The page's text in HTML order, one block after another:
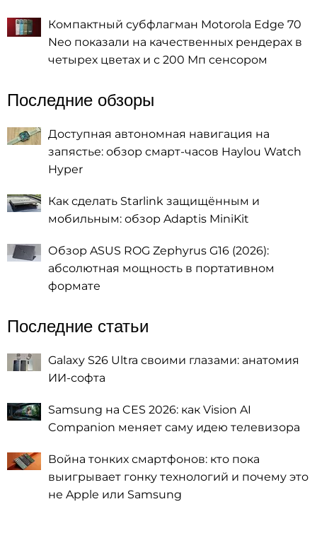
Компактный субфлагман Motorola Edge 70
Neo показали на качественных рендерах в
четырех цветах и с 200 Мп сенсором
Последние обзоры
Доступная автономная навигация на
запястье: обзор смарт-часов Haylou Watch
Hyper
Как сделать Starlink защищённым и
мобильным: обзор Adaptis MiniKit
Обзор ASUS ROG Zephyrus G16 (2026):
абсолютная мощность в портативном
формате
Последние статьи
Galaxy S26 Ultra своими глазами: анатомия
ИИ-софта
Samsung на CES 2026: как Vision AI
Companion меняет саму идею телевизора
Война тонких смартфонов: кто пока
выигрывает гонку технологий и почему это
не Apple или Samsung